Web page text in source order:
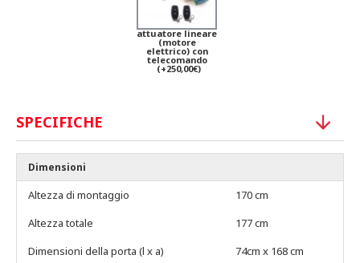
attuatore lineare
(motore
elettrico) con
telecomando
(+250,00€)
SPECIFICHE
Dimensioni
Altezza di montaggio
170 cm
Altezza totale
177 cm
Dimensioni della porta (l x a)
74cm x 168 cm